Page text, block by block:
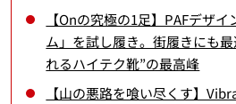
【Onの究極の1足】PAFデザ
ム」を試し履き。街履きにも
れるハイテク靴”の最高峰
【山の悪路を喰い尽くす】